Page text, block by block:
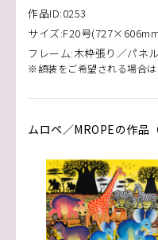
作品ID:0253
サイズ:F20号
フレーム:木枠張り／パネル
※額装をご希望される場合は
ムロペ／MROPEの作品